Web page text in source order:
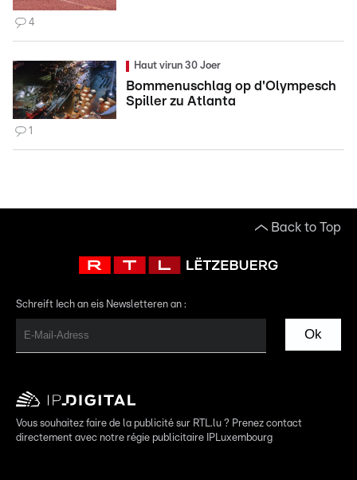
4
Haut virun 30 Joer
Bommenuschlag op d'Olympesch
Spiller zu Atlanta
1
Back to Top
Schreift Iech an eis Newsletteren an :
Ok
Vous souhaitez faire de la publicité sur RTL.lu ? Prenez contact
directement avec notre régie publicitaire IPLuxembourg